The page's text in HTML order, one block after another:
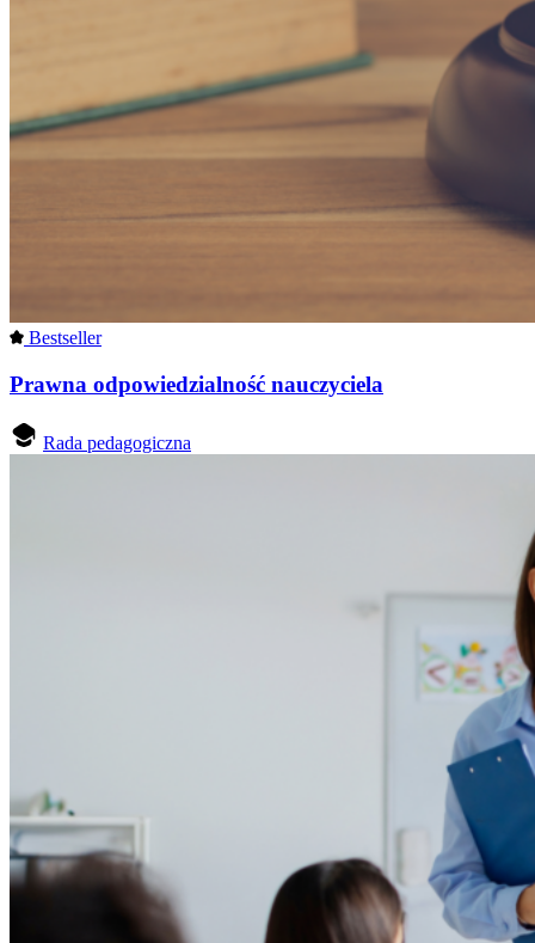
Bestseller
Prawna odpowiedzialność nauczyciela
Rada pedagogiczna